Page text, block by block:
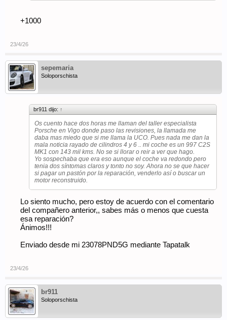
+1000
23/4/26
sepemaria
Soloporschista
br911 dijo: ↑
Os cuento hace dos horas me llaman del taller especialista
Porsche en Vigo donde paso las revisiones, la llamada me
daba mas miedo que si me llama la UCO. Pues nada me dan la
mala noticia rayado de cilindros 4 y 6 .. mi coche es un 997 C2S
MK1 con 143 mil kms. No se si llorar o reir a ver que hago.
Yo sospechaba que era eso aunque el coche va redondo pero
tenia dos síntomas claros y tonto no soy. Ahora no se que hacer
si pagar un pastón por la reparación, venderlo así o buscar un
motor reconstruido.
Lo siento mucho, pero estoy de acuerdo con el comentario
del compañero anterior,, sabes más o menos que cuesta
esa reparación?
Ánimos!!!
Enviado desde mi 23078PND5G mediante Tapatalk
23/4/26
br911
Soloporschista